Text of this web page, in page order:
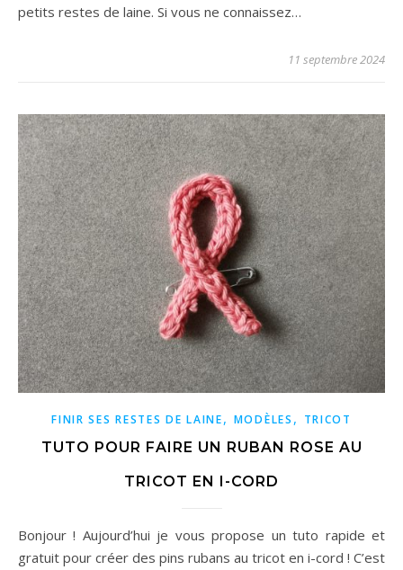
petits restes de laine. Si vous ne connaissez…
11 septembre 2024
FINIR SES RESTES DE LAINE, MODÈLES , TRICOT
TUTO POUR FAIRE UN RUBAN ROSE AU
TRICOT EN I-CORD
Bonjour ! Aujourd’hui je vous propose un tuto rapide et
gratuit pour créer des pins rubans au tricot en i-cord ! C’est